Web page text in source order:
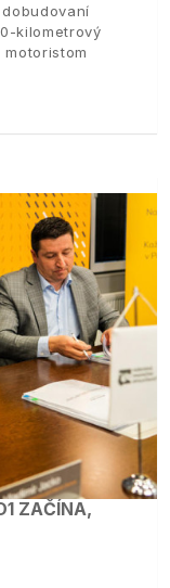
kilometrový
ZAČÍNA,